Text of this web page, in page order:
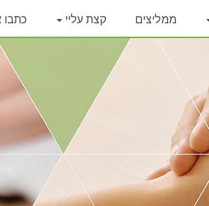
ממליצים קצת עליי כתבו